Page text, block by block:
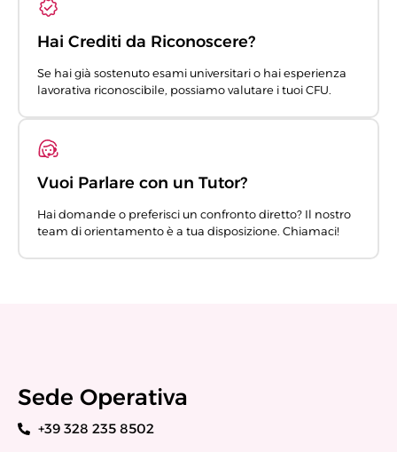
Hai Crediti da Riconoscere?
Se hai già sostenuto esami universitari o hai esperienza
lavorativa riconoscibile, possiamo valutare i tuoi CFU.
Vuoi Parlare con un Tutor?
Hai domande o preferisci un confronto diretto? Il nostro
team di orientamento è a tua disposizione. Chiamaci!
Sede Operativa
+39 328 235 8502